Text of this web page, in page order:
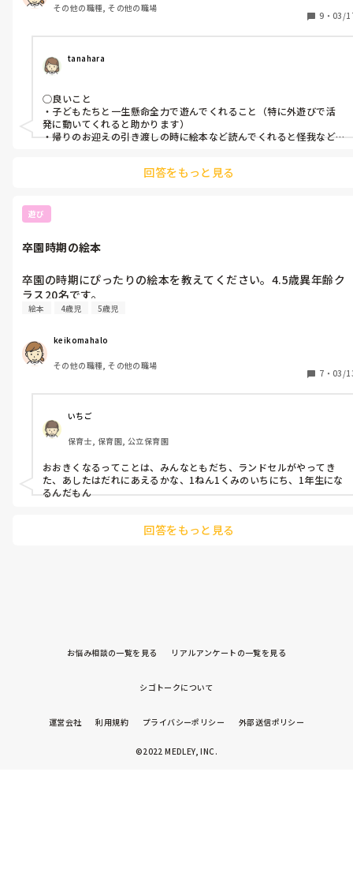
その他の職種, その他の職場
9 ・ 03/
tanahara
◯良いこと
・子どもたちと一生懸命全力で遊んでくれること（特に外遊びで活
発に動いてくれると助かります）
・帰りのお迎えの引き渡しの時に絵本など読んでくれると怪我など
時
・自分に関わってくれる積極的な子どもとしか関らない時
がおかしい
は赤ペン先生ではないので。
内容に関しての助言はいいですが、実習生としての心得がなってい
ないと困ります。
指導していく上でも、今後社会に出ていく上でも安心で頼りになる
と思います。
回答をもっと見る
遊び
卒園時期の絵本
卒園の時期にぴったりの絵本を教えてください。4.5歳異年齢ク
ラス20名です。
絵本 4歳児 5歳児
keikomahalo
その他の職種, その他の職場
7 ・ 03/
いちご
保育士, 保育園, 公立保育園
おおきくなるってことは、みんなともだち、ランドセルがやってき
た、あしたはだれにあえるかな、1ねん1くみのいちにち、1年生にな
るんだもん
回答をもっと見る
お悩み相談の一覧を見る リアルアンケートの一覧を見る
シゴトークについて
運営会社 利用規約 プライバシーポリシー 外部送信ポリシー
©2022 MEDLEY, INC.